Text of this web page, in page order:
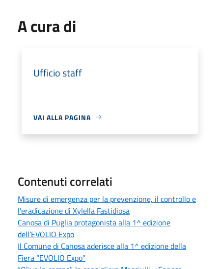
A cura di
Ufficio staff
VAI ALLA PAGINA
Contenuti correlati
Misure di emergenza per la prevenzione, il controllo e
l’eradicazione di Xylella Fastidiosa
Canosa di Puglia protagonista alla 1^ edizione
dell’EVOLIO Expo
Il Comune di Canosa aderisce alla 1^ edizione della
Fiera “EVOLIO Expo”